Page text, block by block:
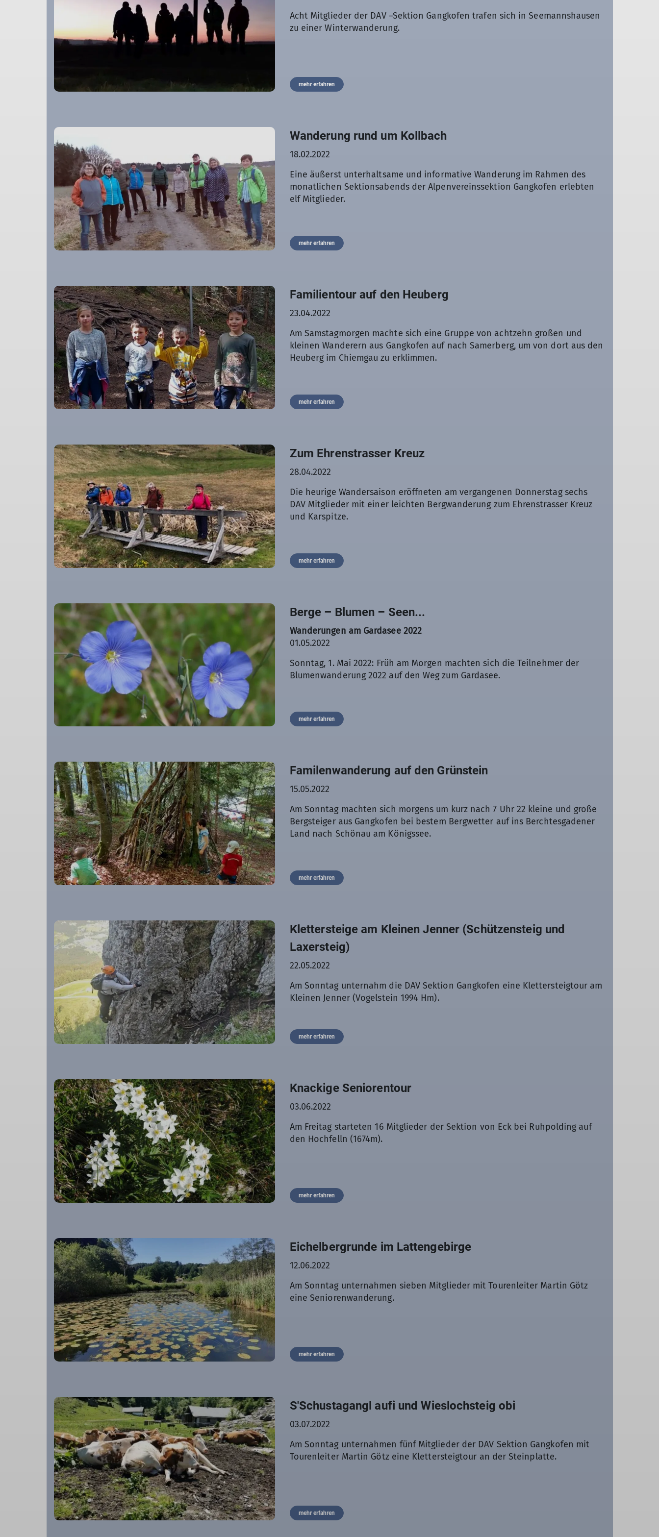
Acht Mitglieder der DAV –Sektion Gangkofen trafen sich in Seemannshausen
zu einer Winterwanderung.
mehr erfahren
Wanderung rund um Kollbach
18.02.2022
Eine äußerst unterhaltsame und informative Wanderung im Rahmen des
monatlichen Sektionsabends der Alpenvereinssektion Gangkofen erlebten
elf Mitglieder.
mehr erfahren
Familientour auf den Heuberg
23.04.2022
Am Samstagmorgen machte sich eine Gruppe von achtzehn großen und
kleinen Wanderern aus Gangkofen auf nach Samerberg, um von dort aus den
Heuberg im Chiemgau zu erklimmen.
mehr erfahren
Zum Ehrenstrasser Kreuz
28.04.2022
Die heurige Wandersaison eröffneten am vergangenen Donnerstag sechs
DAV Mitglieder mit einer leichten Bergwanderung zum Ehrenstrasser Kreuz
und Karspitze.
mehr erfahren
Berge – Blumen – Seen...
Wanderungen am Gardasee 2022
01.05.2022
Sonntag, 1. Mai 2022: Früh am Morgen machten sich die Teilnehmer der
Blumenwanderung 2022 auf den Weg zum Gardasee.
mehr erfahren
Familenwanderung auf den Grünstein
15.05.2022
Am Sonntag machten sich morgens um kurz nach 7 Uhr 22 kleine und große
Bergsteiger aus Gangkofen bei bestem Bergwetter auf ins Berchtesgadener
Land nach Schönau am Königssee.
mehr erfahren
Klettersteige am Kleinen Jenner (Schützensteig und
Laxersteig)
22.05.2022
Am Sonntag unternahm die DAV Sektion Gangkofen eine Klettersteigtour am
Kleinen Jenner (Vogelstein 1994 Hm).
mehr erfahren
Knackige Seniorentour
03.06.2022
Am Freitag starteten 16 Mitglieder der Sektion von Eck bei Ruhpolding auf
den Hochfelln (1674m).
mehr erfahren
Eichelbergrunde im Lattengebirge
12.06.2022
Am Sonntag unternahmen sieben Mitglieder mit Tourenleiter Martin Götz
eine Seniorenwanderung.
mehr erfahren
S'Schustagangl aufi und Wieslochsteig obi
03.07.2022
Am Sonntag unternahmen fünf Mitglieder der DAV Sektion Gangkofen mit
Tourenleiter Martin Götz eine Klettersteigtour an der Steinplatte.
mehr erfahren